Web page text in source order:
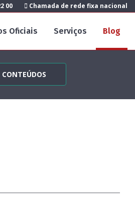
00 Chamada de rede fixa nacional
Oficiais Serviços Blog
CONTEÚDOS